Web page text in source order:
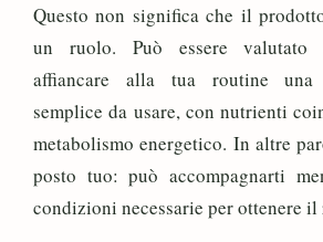
Questo non significa che il
un ruolo. Può essere valutato
affiancare alla tua routine
semplice da usare, con nutrienti
metabolismo energetico. In altre
posto tuo: può accompagnarti
condizioni necessarie per ottenere